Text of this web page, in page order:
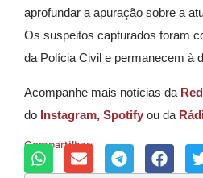
aprofundar a apuração sobre a
Os suspeitos capturados foram
da Polícia Civil e permanecem à
Acompanhe mais notícias da
do Instagram, Spotify ou da
Compartilhar: